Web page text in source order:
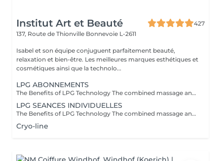
Institut Art et Beauté
427
137, Route de Thionville Bonnevoie L-2611
Isabel et son équipe conjuguent parfaitement beauté,
relaxation et bien-être. Les meilleures marques esthétiques et
cosmétiques ainsi que la technolo...
LPG ABONNEMENTS
The Benefits of LPG Technology The combined massage and suction of the LPG Cellu M6 Medical offer 100% natural slimming, anti-aging, and therapeutic solutions through painless massages that naturally reactivate cellular mechanisms, providing various benefits tailored to your specific needs. Aesthetic Benefits: Reduces cellulite, with the "orange peel" appearance gradually disappearing, restoring the skin's smooth and firm appearance. Harmonizes the silhouette. Firms and improves the skin's appearance. Reduces the appearance of scars, grafts, and burns. Therapeutic Benefits: Improves lymphatic and blood circulation. Promotes postoperative recovery. Generates a relaxing effect. Reduces muscle pain. Relieves heavy legs and swollen ankles. Prepares the body for physical effort. Facilitates recovery after exercise: muscle soreness, etc. Treats sports-related conditions: tendinitis, muscle injuries, etc. Provides relaxation and muscle relaxation. Trained Practitioners: Carla Lisete Carla Marie Francesca Take care of your body and beauty today with LPG technology to prepare your skin and body for the years to come.
LPG SEANCES INDIVIDUELLES
The Benefits of LPG Technology The combined massage and suction of the LPG Cellu M6 Medical offer 100% natural slimming, anti-aging, and therapeutic solutions through painless massages that naturally reactivate cellular mechanisms, providing various benefits tailored to your specific needs. Aesthetic Benefits: Reduces cellulite, with the "orange peel" appearance gradually disappearing, restoring the skin's smooth and firm appearance. Harmonizes the silhouette. Firms and improves the skin's appearance. Reduces the appearance of scars, grafts, and burns. Therapeutic Benefits: Improves lymphatic and blood circulation. Promotes postoperative recovery. Generates a relaxing effect. Reduces muscle pain. Relieves heavy legs and swollen ankles. Prepares the body for physical effort. Facilitates recovery after exercise: muscle soreness, etc. Treats sports-related conditions: tendinitis, muscle injuries, etc. Provides relaxation and muscle relaxation. Trained Practitioners: Carla Lisete Carla Marie Francesca Take care of your body and beauty today with LPG technology to prepare your skin and body for the years to come.
Cryo-line